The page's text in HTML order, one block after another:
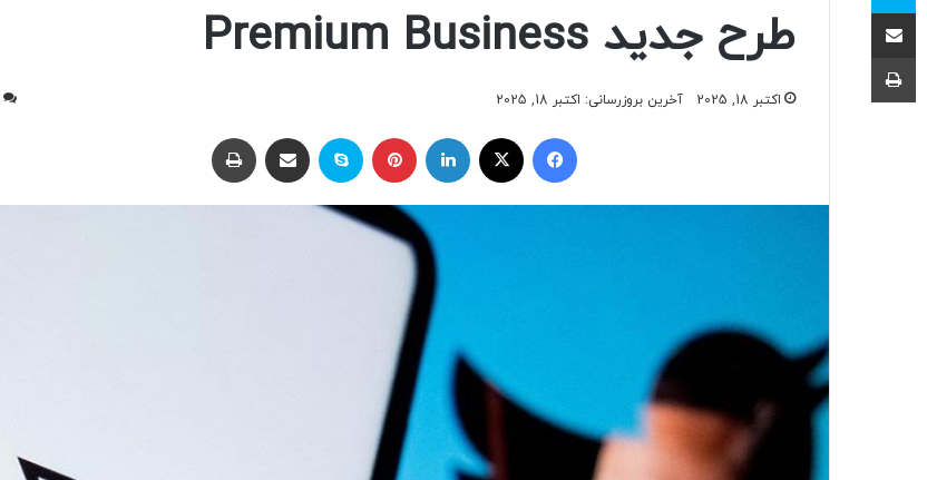
طرح جدید Premium Business
اکتبر 18, 2025 آخرین بروزرسانی: اکتبر 18, 2025
ایکس